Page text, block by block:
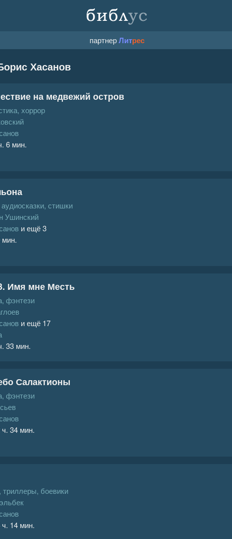
партнерЛитрес
Хасанов
на медвежий остров
хоррор
6 мин.
стишки
Ушинский
и ещё 3
мин.
Имя мне Месть
фэнтези
и ещё 17
33 мин.
Салактионы
фэнтези
ч. 34 мин.
триллеры, боевики
ч. 14 мин.